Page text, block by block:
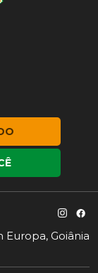
Europa, Goiânia